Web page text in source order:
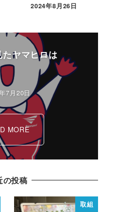
2024年8月26日
ヤマヒロは
7月20日
MORE
の投稿
取組